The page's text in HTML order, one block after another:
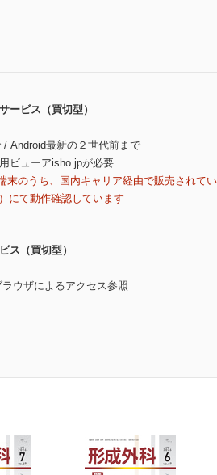
ービス（買切型）
Android最新の２世代前まで
ビューアisho.jpが必要
のうち、国内キャリア経由で販売されて
にて動作確認しています
ス（買切型）
ウザによるアクセス参照